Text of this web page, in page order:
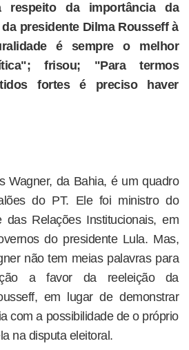
da importância da
presidente Dilma Rousseff à
é sempre o melhor
frisou; "Para termos
fortes é preciso haver
Wagner, da Bahia, é um quadro
do PT. Ele foi ministro do
das Relações Institucionais, em
do presidente Lula. Mas,
não tem meias palavras para
a favor da reeleição da
em lugar de demonstrar
com a possibilidade de o próprio
na disputa eleitoral.